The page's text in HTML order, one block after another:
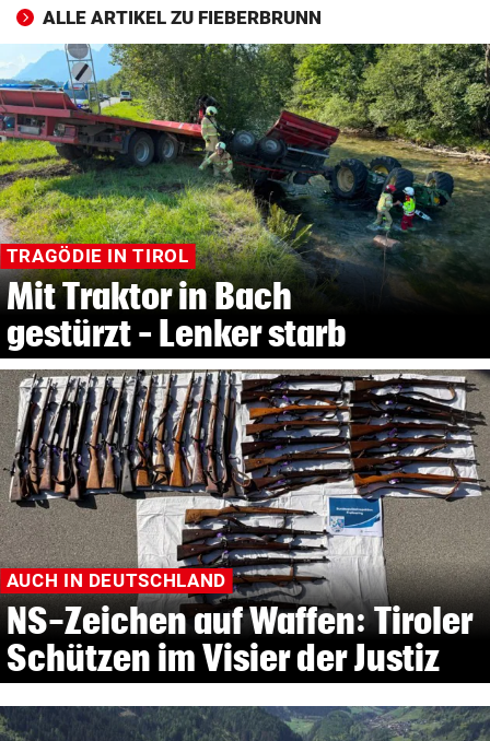
ALLE ARTIKEL ZU FIEBERBRUNN
TRAGÖDIE IN TIROL
Mit Traktor in Bach
gestürzt – Lenker starb
AUCH IN DEUTSCHLAND
NS-Zeichen auf Waffen: Tiroler
Schützen im Visier der Justiz